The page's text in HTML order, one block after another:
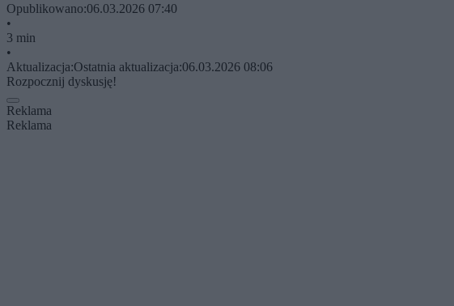
Opublikowano:06.03.2026 07:40
•
3 min
•
Aktualizacja:Ostatnia aktualizacja:06.03.2026 08:06
Rozpocznij dyskusję!
Reklama
Reklama